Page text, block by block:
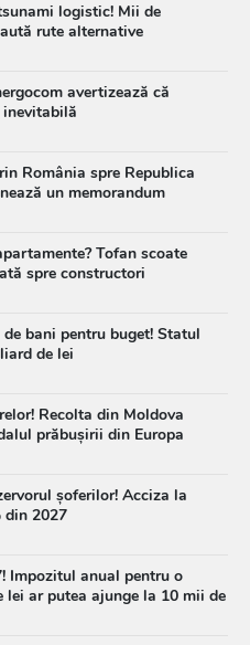
logistic! Mii de
rute alternative
avertizează că
România spre Republica
un memorandum
Tofan scoate
spre constructori
bani pentru buget! Statul
de lei
Recolta din Moldova
prăbușirii din Europa
șoferilor! Acciza la
din 2027
Impozitul anual pentru o
lei ar putea ajunge la 10 mii de